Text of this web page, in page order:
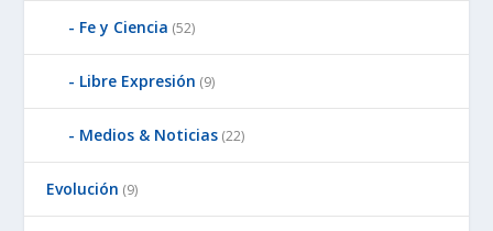
Fe y Ciencia (52)
Libre Expresión (9)
Medios & Noticias (22)
Evolución (9)